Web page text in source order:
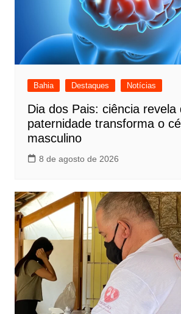
Bahia Destaques Notícias
Dia dos Pais: ciência revela
paternidade transforma o
masculino
8 de agosto de 2026